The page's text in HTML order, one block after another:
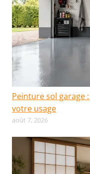
Peinture sol garage
votre usage
août 7, 2026